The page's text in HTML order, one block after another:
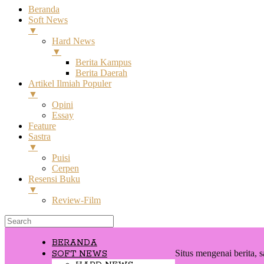
Beranda
Soft News
▼
Hard News
▼
Berita Kampus
Berita Daerah
Artikel Ilmiah Populer
▼
Opini
Essay
Feature
Sastra
▼
Puisi
Cerpen
Resensi Buku
▼
Review-Film
BERANDA
SOFT NEWS
Situs mengenai berita,